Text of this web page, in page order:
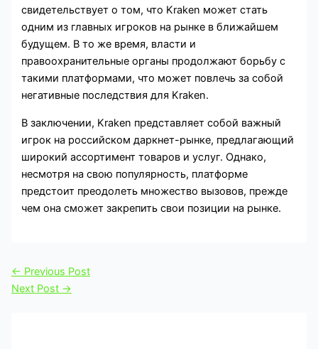
свидетельствует о том, что Kraken может стать
одним из главных игроков на рынке в ближайшем
будущем. В то же время, власти и
правоохранительные органы продолжают борьбу с
такими платформами, что может повлечь за собой
негативные последствия для Kraken.
В заключении, Kraken представляет собой важный
игрок на российском даркнет-рынке, предлагающий
широкий ассортимент товаров и услуг. Однако,
несмотря на свою популярность, платформе
предстоит преодолеть множество вызовов, прежде
чем она сможет закрепить свои позиции на рынке.
← Previous Post
Next Post →